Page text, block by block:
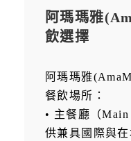
阿瑪瑪雅
飲選擇
阿瑪瑪雅
餐飲場所：
• 主餐廳（
供兼具國際與